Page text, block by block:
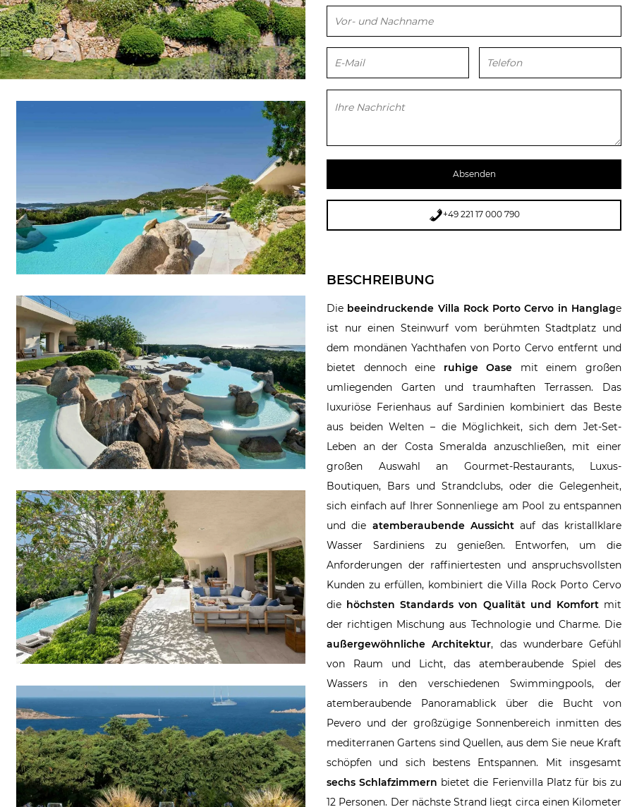
Bitte lasse dieses Feld leer.
+49 221 17 000 790
BESCHREIBUNG
Die beeindruckende Villa Rock Porto Cervo in Hanglage
ist nur einen Steinwurf vom berühmten Stadtplatz und
dem mondänen Yachthafen von Porto Cervo entfernt und
bietet dennoch eine ruhige Oase mit einem großen
umliegenden Garten und traumhaften Terrassen. Das
luxuriöse Ferienhaus auf Sardinien kombiniert das Beste
aus beiden Welten – die Möglichkeit, sich dem Jet-Set-
Leben an der Costa Smeralda anzuschließen, mit einer
großen Auswahl an Gourmet-Restaurants, Luxus-
Boutiquen, Bars und Strandclubs, oder die Gelegenheit,
sich einfach auf Ihrer Sonnenliege am Pool zu entspannen
und die atemberaubende Aussicht auf das kristallklare
Wasser Sardiniens zu genießen. Entworfen, um die
Anforderungen der raffiniertesten und anspruchsvollsten
Kunden zu erfüllen, kombiniert die Villa Rock Porto Cervo
die höchsten Standards von Qualität und Komfortmit
der richtigen Mischung aus Technologie und Charme. Die
außergewöhnliche Architektur, das wunderbare Gefühl
von Raum und Licht, das atemberaubende Spiel des
Wassers in den verschiedenen Swimmingpools, der
atemberaubende Panoramablick über die Bucht von
Pevero und der großzügige Sonnenbereich inmitten des
mediterranen Gartens sind Quellen, aus dem Sie neue Kraft
schöpfen und sich bestens Entspannen. Mit insgesamt
sechs Schlafzimmern bietet die Ferienvilla Platz für bis zu
12 Personen. Der nächste Strand liegt circa einen Kilometer